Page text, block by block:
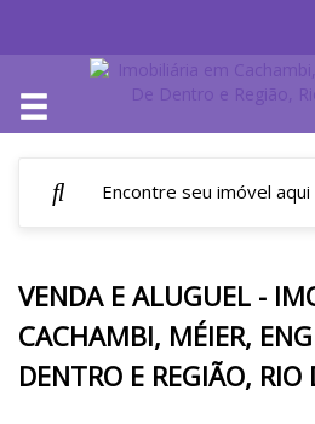
VENDA E ALUGUEL -
CACHAMBI, MÉIER,
DENTRO E REGIÃO, RIO